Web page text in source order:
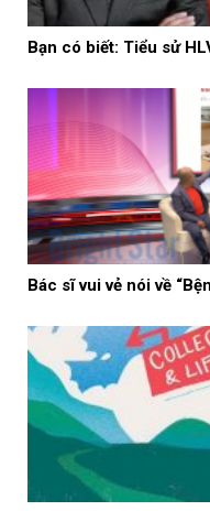
Bạn có biết: Tiểu sử
Bác sĩ vui vẻ nói về